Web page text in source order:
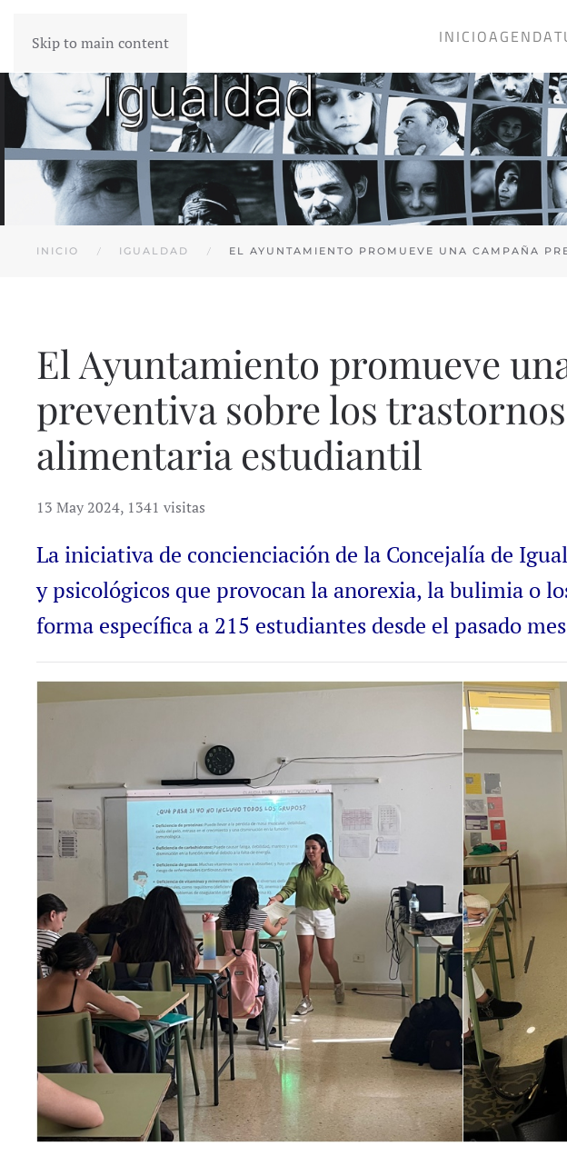
Skip to main content INICIOAGENDA
INICIO IGUALDAD EL AYUNTAMIENTO PROMUEVE UNA CAMPAÑA
El Ayuntamiento promueve
preventiva sobre los
alimentaria estudiantil
13 May 2024, 1341 visitas
La iniciativa de concienciación de la Concejalía de
y psicológicos que provocan la anorexia, la bulimia o
forma específica a 215 estudiantes desde el pasado